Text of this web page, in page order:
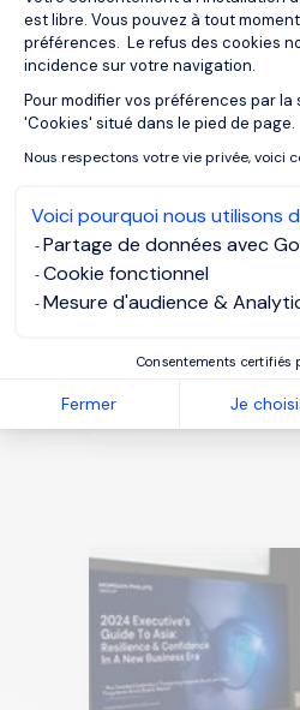
est libre. Vous pouvez à tout
préférences. Le refus des cookies
incidence sur votre navigation.
Pour modifier vos préférences par la
'Cookies' situé dans le pied de page.
Nous respectons votre vie privée, voici
Voici pourquoi nous utilisons
Partage de données avec
Cookie fonctionnel
Mesure d'audience &
Consentements certifiés
Fermer Je
Axeptio
业
薪酬指南 - 2024年香